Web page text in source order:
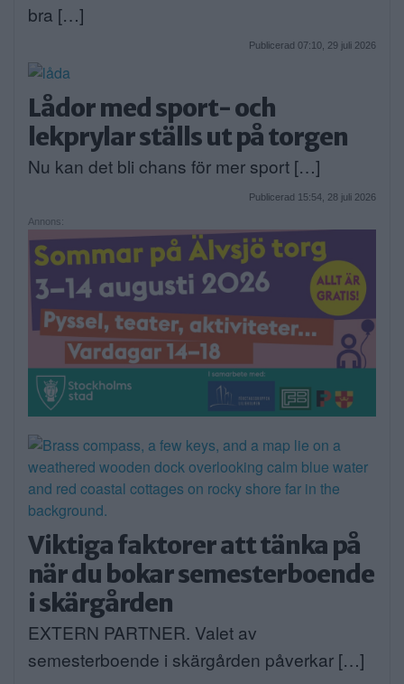
bra […]
Publicerad 07:10, 29 juli 2026
Lådor med sport- och
lekprylar ställs ut på torgen
Nu kan det bli chans för mer sport […]
Publicerad 15:54, 28 juli 2026
Annons:
Viktiga faktorer att tänka på
när du bokar semesterboende
i skärgården
EXTERN PARTNER. Valet av
semesterboende i skärgården påverkar […]